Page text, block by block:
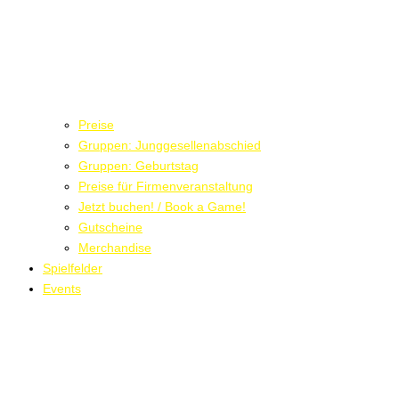
Preise
Gruppen: Junggesellenabschied
Gruppen: Geburtstag
Preise für Firmenveranstaltung
Jetzt buchen! / Book a Game!
Gutscheine
Merchandise
Spielfelder
Events